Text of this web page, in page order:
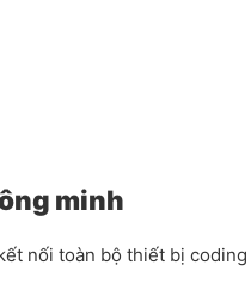
minh
nối toàn bộ thiết bị